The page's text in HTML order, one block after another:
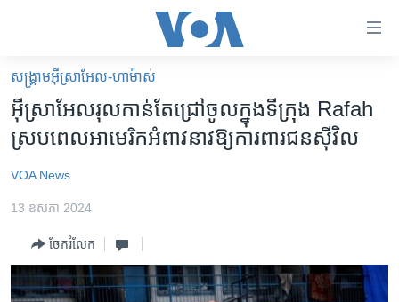
គេហទំព័រ​
ទាក់ទង
រំលង​
និង​
ទំព័រ​
ម្តង
រំលង​
កម្ពុជា
អន្តរជាតិ
កម្ពុជាច្នៃប្រតិដ្ឋ
ព្រឹត្តិការណ៍ព័ត៌មាន
សង្គ្រាម​អ៊ីស្រាអែល-ហាម៉ាស់
អ៊ីស្រាអែល​រុល​កាន់តែ​ជ្រៅ​ចូល​ក្នុង​ទីក្រុង Rafah
ស្រប​ពេល​អាមេរិក​អំពាវនាវ​ឱ្យ​ការពារ​ជនស៊ីវិល
VOA News
13 ឧសភា 2024
ចែករំលែក